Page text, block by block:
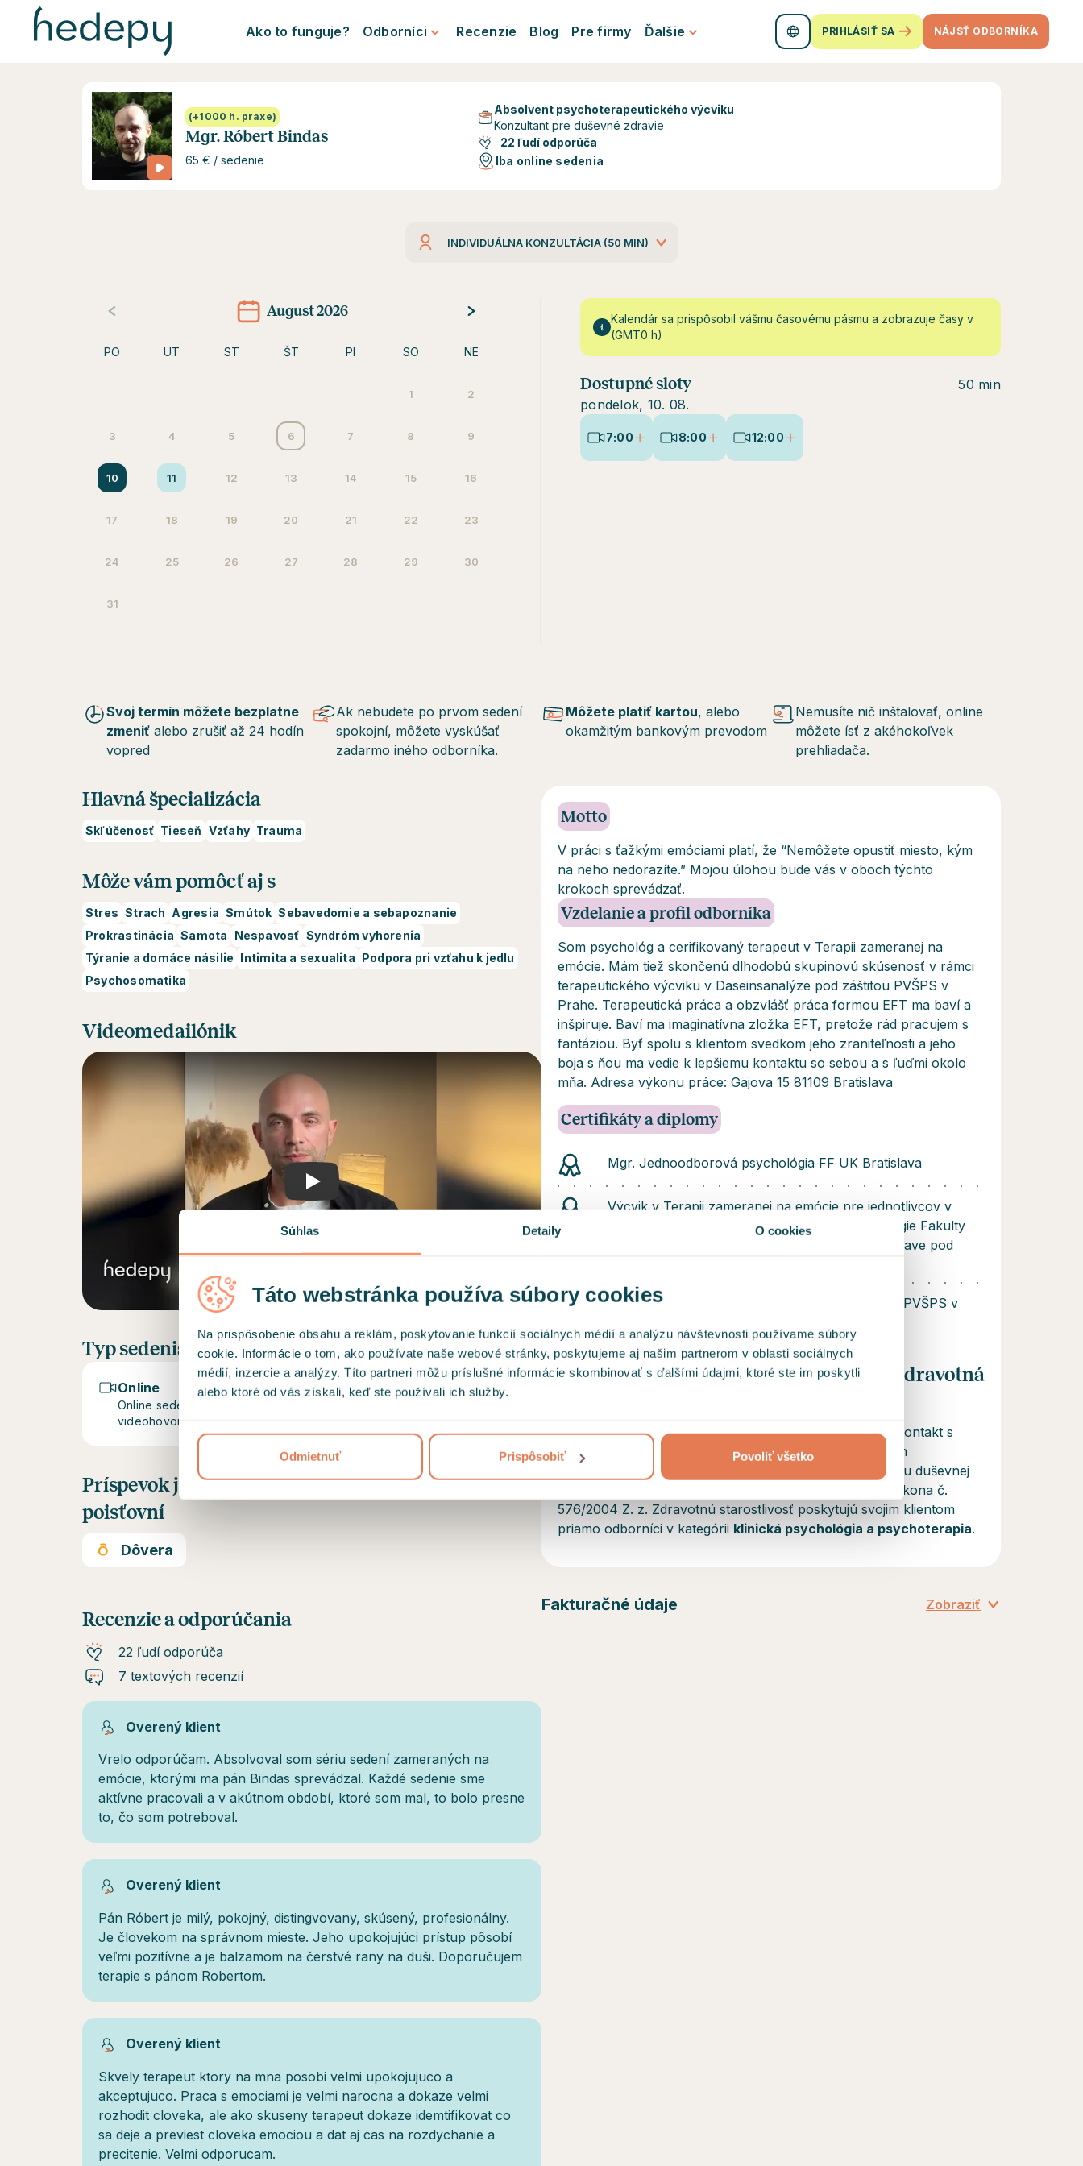
Súhlas Detaily O cookies
Táto webstránka používa súbory cookies
Na prispôsobenie obsahu a reklám, poskytovanie funkcií sociálnych médií a analýzu návštevnosti používame súbory
cookie. Informácie o tom, ako používate naše webové stránky, poskytujeme aj našim partnerom v oblasti sociálnych
médií, inzercie a analýzy. Títo partneri môžu príslušné informácie skombinovať s ďalšími údajmi, ktoré ste im poskytli
alebo ktoré od vás získali, keď ste používali ich služby.
Odmietnuť Prispôsobiť Povoliť všetko
Ako to funguje? Odborníci Recenzie Blog Pre firmy Ďalšie PRIHLÁSIŤ SA NÁJSŤ ODBORNÍKA
(+1000 h. praxe)
Mgr. Róbert Bindas
65 € / sedenie
Absolvent psychoterapeutického výcviku
Konzultant pre duševné zdravie
22 ľudí odporúča
Iba online sedenia
INDIVIDUÁLNA KONZULTÁCIA (50 MIN)
August 2026
PO UT ST ŠT PI SO NE
1 2
3 4 5 6 7 8 9
10 11 12 13 14 15 16
17 18 19 20 21 22 23
24 25 26 27 28 29 30
31
Kalendár sa prispôsobil vášmu časovému pásmu a zobrazuje časy v
(GMT0 h)
Dostupné sloty
pondelok, 10. 08.
50 min
7:00 8:00 12:00
Svoj termín môžete bezplatne
zmeniť alebo zrušiť až 24 hodín
vopred
Ak nebudete po prvom sedení
spokojní, môžete vyskúšať
zadarmo iného odborníka.
Môžete platiť kartou, alebo
okamžitým bankovým prevodom
Nemusíte nič inštalovať, online
môžete ísť z akéhokoľvek
prehliadača.
Hlavná špecializácia
Skľúčenosť Tieseň Vzťahy Trauma
Môže vám pomôcť aj s
Stres Strach Agresia Smútok Sebavedomie a sebapoznanie
Prokrastinácia Samota Nespavosť Syndróm vyhorenia
Týranie a domáce násilie Intimita a sexualita Podpora pri vzťahu k jedlu
Psychosomatika
Videomedailónik
Play
Typ sedenia
Online
Online sedenia prebiehajú prostredníctvom zabezpečených
videohovorov na platforme Hedepy.
Príspevok je možné získať od nasledujúcich
poisťovní
Dôvera
Recenzie a odporúčania
22 ľudí odporúča
7 textových recenzií
Overený klient
Vrelo odporúčam. Absolvoval som sériu sedení zameraných na
emócie, ktorými ma pán Bindas sprevádzal. Každé sedenie sme
aktívne pracovali a v akútnom období, ktoré som mal, to bolo presne
to, čo som potreboval.
Overený klient
Pán Róbert je milý, pokojný, distingvovany, skúsený, profesionálny.
Je človekom na správnom mieste. Jeho upokojujúci prístup pôsobí
veľmi pozitívne a je balzamom na čerstvé rany na duši. Doporučujem
terapie s pánom Robertom.
Overený klient
Skvely terapeut ktory na mna posobi velmi upokojujuco a
akceptujuco. Praca s emociami je velmi narocna a dokaze velmi
rozhodit cloveka, ale ako skuseny terapeut dokaze idemtifikovat co
sa deje a previest cloveka emociou a dat aj cas na rozdychanie a
precitenie. Velmi odporucam.
Motto
V práci s ťažkými emóciami platí, že “Nemôžete opustiť miesto, kým
na neho nedorazíte.” Mojou úlohou bude vás v oboch týchto
krokoch sprevádzať.
Vzdelanie a profil odborníka
Som psychológ a cerifikovaný terapeut v Terapii zameranej na
emócie. Mám tiež skončenú dlhodobú skupinovú skúsenosť v rámci
terapeutického výcviku v Daseinsanalýze pod záštitou PVŠPS v
Prahe. Terapeutická práca a obzvlášť práca formou EFT ma baví a
inšpiruje. Baví ma imaginatívna zložka EFT, pretože rád pracujem s
fantáziou. Byť spolu s klientom svedkom jeho zraniteľnosti a jeho
boja s ňou ma vedie k lepšiemu kontaktu so sebou a s ľuďmi okolo
mňa. Adresa výkonu práce: Gajova 15 81109 Bratislava
Certifikáty a diplomy
Mgr. Jednoodborová psychológia FF UK Bratislava
Výcvik v Terapii zameranej na emócie pre jednotlivcov v
rozsahu 96 hodín, Inštitút aplikovanej psychológie Fakulty
sociálnych vied Univerzity Komenského v Bratislave pod
Dlhodobý výcvik v Daseinsanalýze pod záštitou PVŠPS v
Poskytuje sa prostredníctvom Hedepy zdravotná
Hedepy služby priamo neposkytuje, iba sprostredkúva kontakt s
odborníkmi. Či ide o zdravotnú starostlivosť, závisí od ich
Individuálne konzultácie
slúžia na podporu duševnej
zdravotnou starostlivosťou v zmysle Zákona č.
576/2004 Z. z. Zdravotnú starostlivosť poskytujú svojim klientom
priamo odborníci v kategórii klinická psychológia a psychoterapia.
Fakturačné údaje Zobraziť